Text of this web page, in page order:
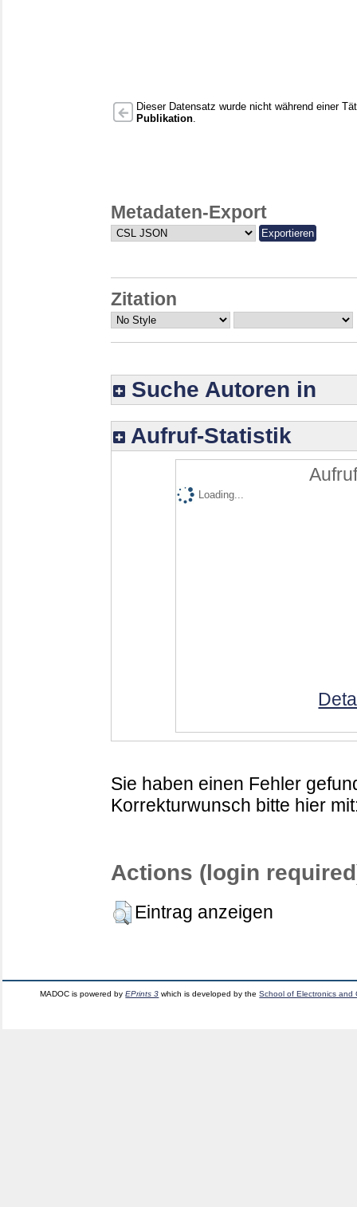
Dieser Datensatz wurde nicht während einer
Publikation
Metadaten-Export
Zitation
Suche Autoren in
Aufruf-Statistik
Loading...
Sie haben einen Fehler
Korrekturwunsch bitte hier
Actions (login
Eintrag anzeigen
MADOC is powered byEPrints 3 which is developed by theSchool of Electronics and